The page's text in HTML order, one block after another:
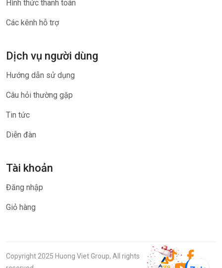
Hình thức thanh toán
Các kênh hỗ trợ
Dịch vụ người dùng
Hướng dẫn sử dụng
Câu hỏi thường gặp
Tin tức
Diễn đàn
Tài khoản
Đăng nhập
Giỏ hàng
Copyright 2025 Huong Viet Group, All rights